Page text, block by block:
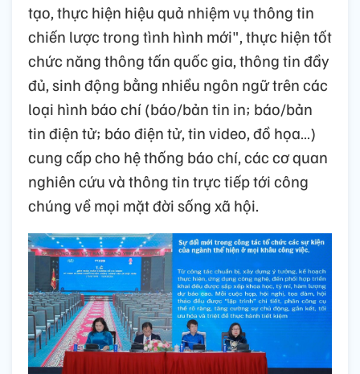
tạo, thực hiện hiệu quả nhiệm vụ thông tin
chiến lược trong tình hình mới", thực hiện tốt
chức năng thông tấn quốc gia, thông tin đầy
đủ, sinh động bằng nhiều ngôn ngữ trên các
loại hình báo chí (báo/bản tin in; báo/bản
tin điện tử; báo điện tử, tin video, đồ họa…)
cung cấp cho hệ thống báo chí, các cơ quan
nghiên cứu và thông tin trực tiếp tới công
chúng về mọi mặt đời sống xã hội.